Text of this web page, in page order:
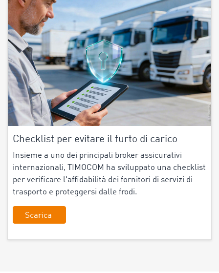
Checklist per evitare il furto di carico
Insieme a uno dei principali broker assicurativi
internazionali, TIMOCOM ha sviluppato una checklist
per verificare l'affidabilità dei fornitori di servizi di
trasporto e proteggersi dalle frodi.
Scarica